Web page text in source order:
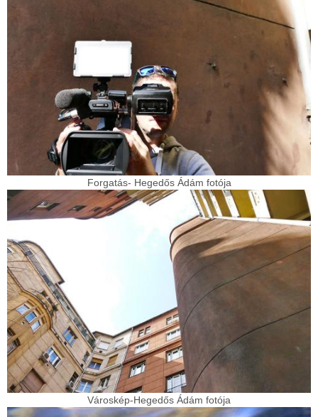
Forgatás- Hegedős Ádám fotója
Városkép-Hegedős Ádám fotója